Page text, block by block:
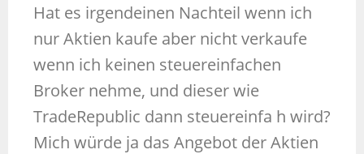
Hat es irgendeinen Nachteil wenn ich
nur Aktien kaufe aber nicht verkaufe
wenn ich keinen steuereinfachen
Broker nehme, und dieser wie
TradeRepublic dann steuereinfa h wird?
Mich würde ja das Angebot der Aktien